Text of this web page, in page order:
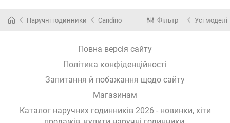
Наручні годинники Candino Фільтр Усі моделі
Повна версія сайту
Політика конфіденційності
Запитання й побажання щодо сайту
Магазинам
Каталог наручних годинників 2026 - новинки, хіти